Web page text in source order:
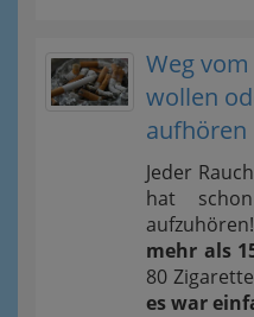
Weg vom
wollen
aufhören
Jeder
hat
mehr als
80
es war